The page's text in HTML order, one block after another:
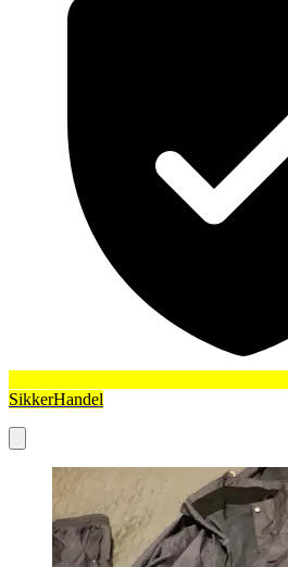
SikkerHandel